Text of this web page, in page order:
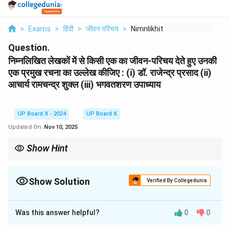
> Exams > हिंदी > जीवन परिचय > Nimnlikhit Lekhkon M...
Question.
निम्नलिखित लेखकों में से किसी एक का जीवन-परिचय देते हुए उनकी
एक प्रमुख रचना का उल्लेख कीजिए : (i) डॉ. राजेन्द्र प्रसाद (ii)
आचार्य रामचन्द्र शुक्ल (iii) भगवतशरण उपाध्याय
UP Board X - 2024
UP Board X
Updated On: Nov 10, 2025
Show Hint
की साहित्य में भूमिका और उनकी लेखन शैली पर प्रकाश डालें।
Show Solution Verified By Collegedunia
Solution and Explanation
Step 1: जीवन-परिचय
Was this answer helpful? 0 0